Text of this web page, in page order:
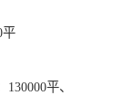
平
平、